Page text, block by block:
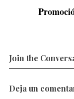
Join the
Deja un